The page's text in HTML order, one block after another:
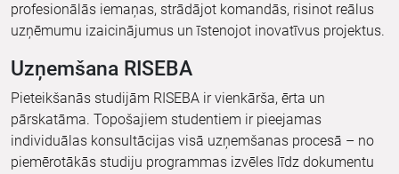
profesionālās iemaņas, strādājot komandās, risinot reālus
uzņēmumu izaicinājumus un īstenojot inovatīvus projektus.
Uzņemšana RISEBA
Pieteikšanās studijām RISEBA ir vienkārša, ērta un
pārskatāma. Topošajiem studentiem ir pieejamas
individuālas konsultācijas visā uzņemšanas procesā – no
piemērotākās studiju programmas izvēles līdz dokumentu